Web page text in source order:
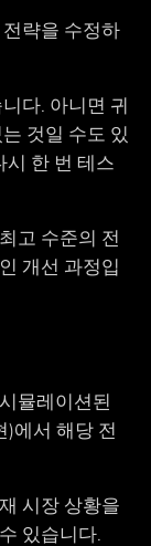
략을 수정하
다. 아니면 귀
것일 수도 있
시 한 번 테스
고 수준의 전
개선 과정입
뮬레이션된
)에서 해당 전
시장 상황을
있습니다.